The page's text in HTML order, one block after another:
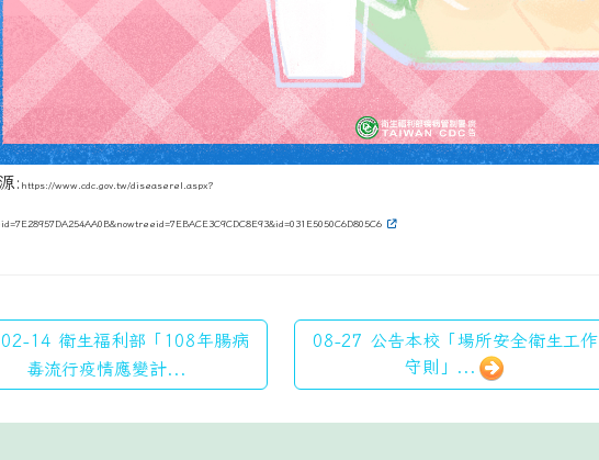
: https://www.cdc.gov.tw/diseaserel.aspx?
02-14 衛生福利部「108年腸病
毒流行疫情應變計...
08-27 公告本校「場所安全衛生工作
守則」...